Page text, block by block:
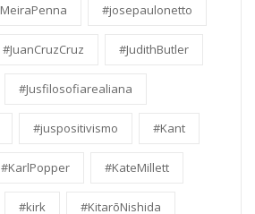
#josepaulonetto
#JuanCruzCruz #JudithButler
#Jusfilosofiarealiana
#juspositivismo #Kant
#KarlPopper #KateMillett
#kirk #KitarōNishida